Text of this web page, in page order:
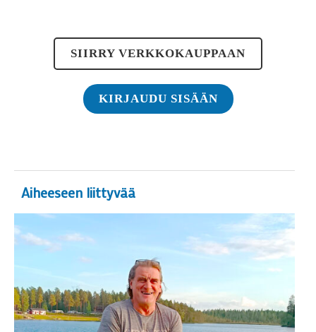
SIIRRY VERKKOKAUPPAAN
KIRJAUDU SISÄÄN
Aiheeseen liittyvää